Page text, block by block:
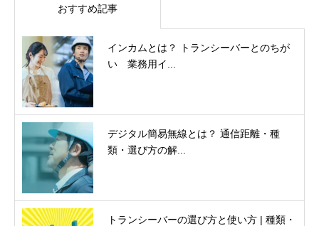
おすすめ記事
インカムとは？ トランシーバーとのちが
い 業務用イ...
デジタル簡易無線とは？ 通信距離・種
類・選び方の解...
トランシーバーの選び方と使い方 | 種類・